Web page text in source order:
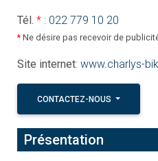
Tél. *: 022 779 10 20
*Ne désire pas recevoir de
Site internet: www.charlys-
CONTACTEZ-NOUS
Présentation